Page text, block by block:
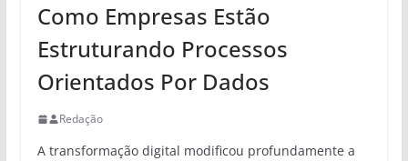
Como Empresas Estão
Estruturando Processos
Orientados Por Dados
Redação
A transformação digital modificou profundamente a